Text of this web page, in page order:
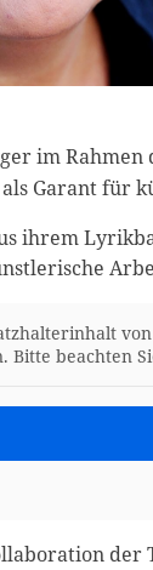
im Rahmen
Garant für
ihrem
von
Bitte beachten
der